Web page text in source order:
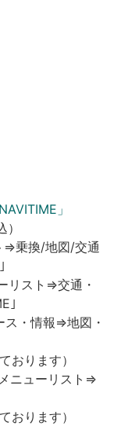
」
⇒乗換/地図/交通
リスト⇒交通・
｣
・情報⇒地図・
おります）
ニューリスト⇒
おります）